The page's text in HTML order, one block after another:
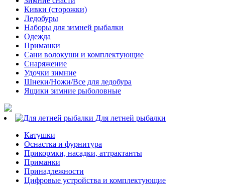
Кивки (сторожки)
Ледобуры
Наборы для зимней рыбалки
Одежда
Приманки
Сани волокуши и комплектующие
Снаряжение
Удочки зимние
Шнеки/Ножи/Все для ледобура
Ящики зимние рыболовные
Для летней рыбалки
Катушки
Оснастка и фурнитура
Прикормки, насадки, аттрактанты
Приманки
Принадлежности
Цифровые устройства и комплектующие